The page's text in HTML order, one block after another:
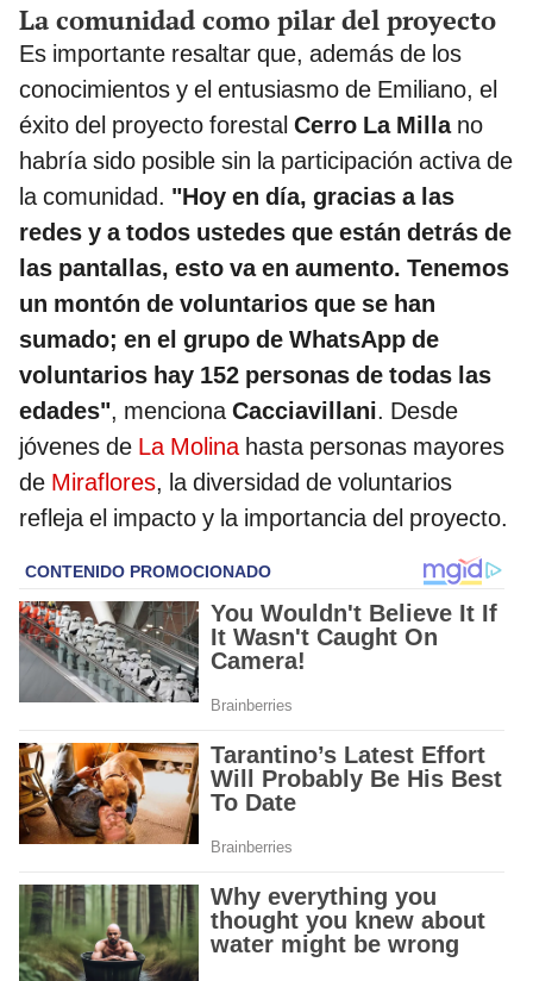
La comunidad como pilar del proyecto
Es importante resaltar que, además de los
conocimientos y el entusiasmo de Emiliano, el
éxito del proyecto forestal Cerro La Milla no
habría sido posible sin la participación activa de
la comunidad. "Hoy en día, gracias a las
redes y a todos ustedes que están detrás de
las pantallas, esto va en aumento. Tenemos
un montón de voluntarios que se han
sumado; en el grupo de WhatsApp de
voluntarios hay 152 personas de todas las
edades", menciona Cacciavillani. Desde
jóvenes de La Molina hasta personas mayores
de Miraflores, la diversidad de voluntarios
refleja el impacto y la importancia del proyecto.